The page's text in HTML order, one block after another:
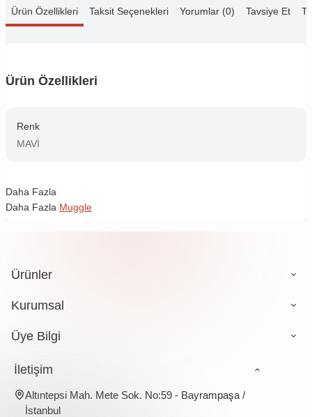
Ürün Özellikleri Taksit Seçenekleri Yorumlar (0) Tavsiye Et
Ürün Özellikleri
Renk
MAVİ
Daha Fazla
Daha Fazla Muggle
Ürünler
Kurumsal
Üye Bilgi
İletişim
Altıntepsi Mah. Mete Sok. No:59 - Bayrampaşa /
İstanbul